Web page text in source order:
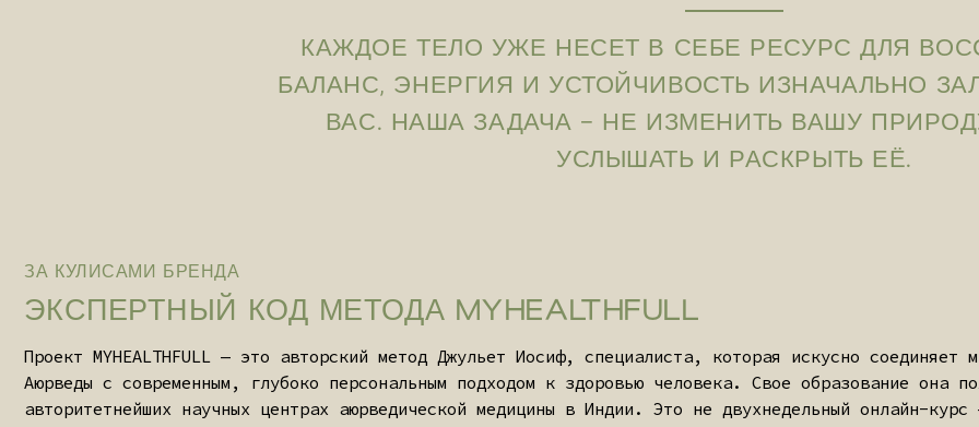
БАЛАНС, ЭНЕРГИЯ И УСТОЙЧИВОСТЬ ИЗНАЧАЛЬНО ЗАЛОЖЕНЫ
ВАС. НАША ЗАДАЧА — НЕ ИЗМЕНИТЬ ВАШУ ПРИРОДУ, А
УСЛЫШАТЬ И РАСКРЫТЬ ЕЁ.
Аюрведы с современным, глубоко персональным подходом к здоровью человека. Свое образование она получила в
авторитетнейших научных центрах аюрведической медицины в Индии. Это не двухнедельный онлайн-курс — это годы
осознанного погружения в живую традицию первоисточников.
Gujarat Ayurved University (Индия)
Kaivalyadhama University (Индия)